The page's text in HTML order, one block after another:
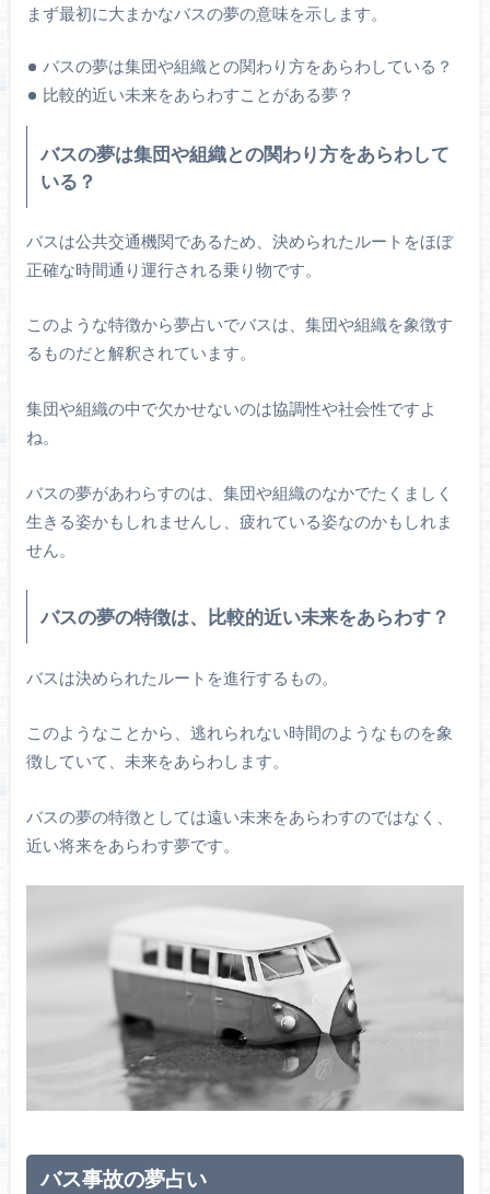
まず最初に大まかなバスの夢の意味を示します。
バスの夢は集団や組織との関わり方をあらわしている？
比較的近い未来をあらわすことがある夢？
バスの夢は集団や組織との関わり方をあらわして
いる？
バスは公共交通機関であるため、決められたルートをほぼ
正確な時間通り運行される乗り物です。
このような特徴から夢占いでバスは、集団や組織を象徴す
るものだと解釈されています。
集団や組織の中で欠かせないのは協調性や社会性ですよ
ね。
バスの夢があわらすのは、集団や組織のなかでたくましく
生きる姿かもしれませんし、疲れている姿なのかもしれま
せん。
バスの夢の特徴は、比較的近い未来をあらわす？
バスは決められたルートを進行するもの。
このようなことから、逃れられない時間のようなものを象
徴していて、未来をあらわします。
バスの夢の特徴としては遠い未来をあらわすのではなく、
近い将来をあらわす夢です。
バス事故の夢占い